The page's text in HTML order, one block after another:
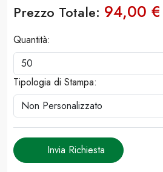
Prezzo Totale: 94,00 €
Quantità:
Tipologia di Stampa:
Invia Richiesta